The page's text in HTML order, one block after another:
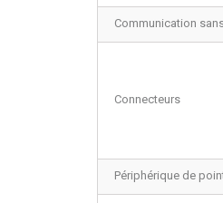
Communication
Connecteurs
Périphérique de